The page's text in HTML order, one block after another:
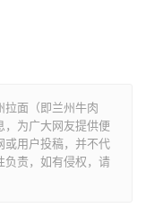
拉面（即兰州牛肉
，为广大网友提供便
或用户投稿，并不代
负责，如有侵权，请